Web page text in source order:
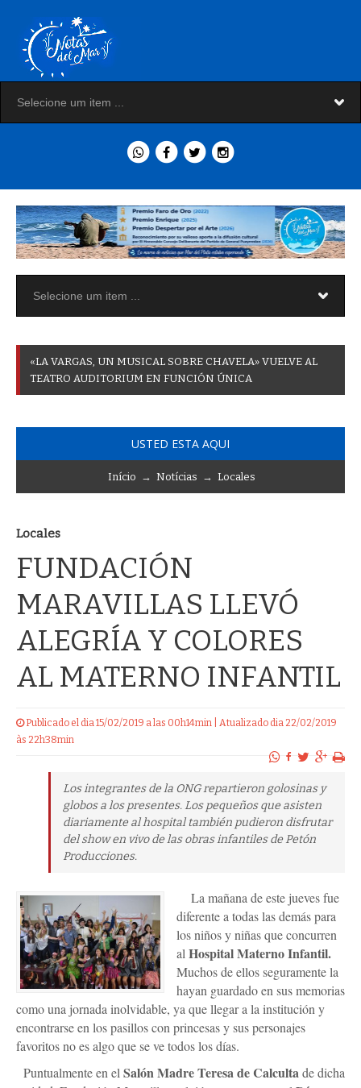
«LA VARGAS UN MUSICAL SOBRE CHAVELA» VUELVE AL
TEATRO AUDITORIUM EN FUNCIÓN ÚNICA
USTED ESTA AQUI
Início → Notícias → Locales
Locales
FUNDACIÓN
MARAVILLAS LLEVÓ
ALEGRÍA Y COLORES
AL MATERNO INFANTIL
Publicado el dia 15/02/2019 a las 00h14min | Atualizado dia 22/02/2019
às 22h38min
Los integrantes de la ONG repartieron golosinas y
globos a los presentes. Los pequeños que asisten
diariamente al hospital también pudieron disfrutar
del show en vivo de las obras infantiles de Petón
Producciones.
La mañana de este jueves fue
diferente a todas las demás para
los niños y niñas que concurren
alHospital Materno Infantil.
Muchos de ellos seguramente la
hayan guardado en sus memorias
como una jornada inolvidable, ya que llegar a la institución y
encontrarse en los pasillos con princesas y sus personajes
favoritos no es algo que se ve todos los días.
Puntualmente en el Salón Madre Teresa de Calcultade dicha